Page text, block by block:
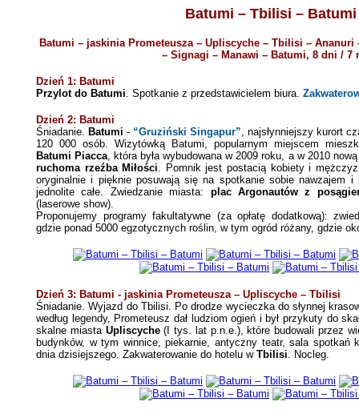
Batumi – Tbilisi – Batumi
Batumi – jaskinia Prometeusza – Upliscyche – Tbilisi – Ananuri
– Signagi – Manawi – Batumi, 8 dni / 7
Dzień 1: Batumi
Przylot do Batumi. Spotkanie z przedstawicielem biura.
Dzień 2: Batumi
Śniadanie. Batumi - “Gruziński Singapur”, najsłynniejszy kurort
120 000 osób. Wizytówką Batumi, popularnym miejscem
Batumi Piacca, która była wybudowana w 2009 roku, a w 2010
ruchoma rzeźba Miłości. Pomnik jest postacią kobiety i
oryginalnie i pięknie posuwają się na spotkanie sobie nawzajem
jednolite całe. Zwiedzanie miasta: plac Argonautów z
(laserowe show).
Proponujemy programy fakultatywne (za opłatę dodatkową):
gdzie ponad 5000 egzotycznych roślin, w tym ogród różany, gdzie
Dzień 3: Batumi - jaskinia Prometeusza – Upliscyche – Tbilisi
Śniadanie. Wyjazd do Tbilisi. Po drodze wycieczka do słynnej
według legendy, Prometeusz dał ludziom ogień i był przykuty do
skalne miasta Upliscyche(I tys. lat p.n.e.), które budowali przez
budynków, w tym winnice, piekarnie, antyczny teatr, sala spotkań
dnia dzisiejszego. Zakwaterowanie do hotelu w Tbilisi. Nocleg.